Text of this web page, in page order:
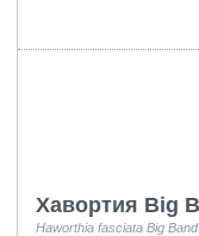
Хавортия Big
Haworthia fasciata Big Band